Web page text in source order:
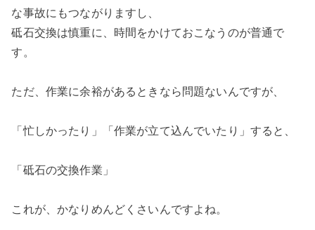
な事故にもつながりますし、
砥石交換は慎重に、時間をかけておこなうのが普通で
す。
ただ、作業に余裕があるときなら問題ないんですが、
「忙しかったり」「作業が立て込んでいたり」すると、
「砥石の交換作業」
これが、かなりめんどくさいんですよね。